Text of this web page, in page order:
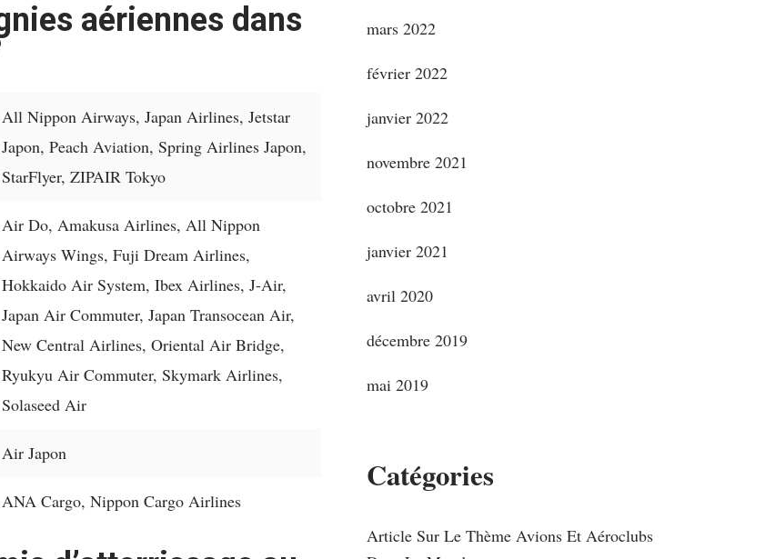
aériennes dans
All Nippon Airways, Japan Airlines, Jetstar
Japon, Peach Aviation, Spring Airlines Japon,
StarFlyer, ZIPAIR Tokyo
Air Do, Amakusa Airlines, All Nippon
Airways Wings, Fuji Dream Airlines,
Hokkaido Air System, Ibex Airlines, J-Air,
Japan Air Commuter, Japan Transocean Air,
New Central Airlines, Oriental Air Bridge,
Ryukyu Air Commuter, Skymark Airlines,
Solaseed Air
Air Japon
ANA Cargo, Nippon Cargo Airlines
mars 2022
février 2022
janvier 2022
novembre 2021
octobre 2021
janvier 2021
avril 2020
décembre 2019
mai 2019
Catégories
Article Sur Le Thème Avions Et Aéroclubs